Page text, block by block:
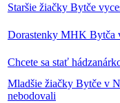
Staršie žiačky Bytče
Dorastenky MHK Bytča
Chcete sa stať
Mladšie žiačky Bytče v
nebodovali